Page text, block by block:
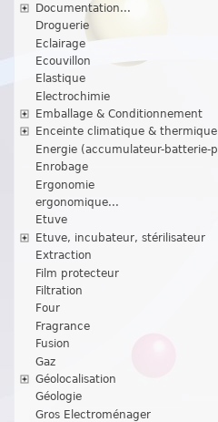
Documentation...
Droguerie
Eclairage
Ecouvillon
Elastique
Electrochimie
Emballage & Conditionnement
Enceinte climatique & thermique
Energie (accumulateur-batterie-p
Enrobage
Ergonomie
ergonomique...
Etuve
Etuve, incubateur, stérilisateur
Extraction
Film protecteur
Filtration
Four
Fragrance
Fusion
Gaz
Géolocalisation
Géologie
Gros Electroménager